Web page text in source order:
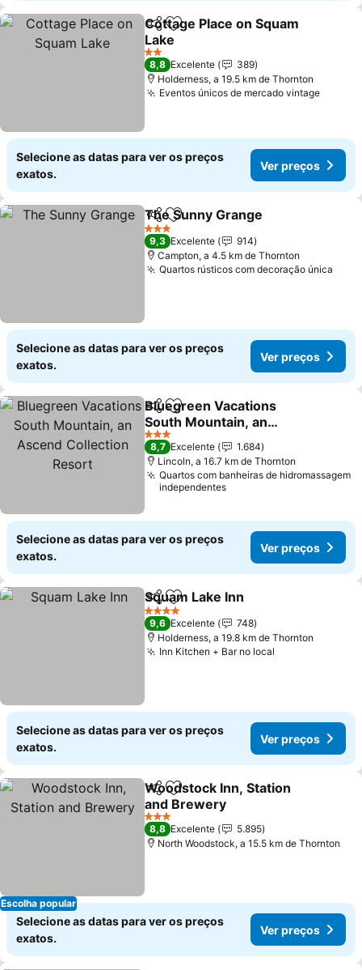
PartilharAdicionar aos favoritos
Cottage Place on Squam
Lake
2 Estrelas
8,8 Excelente
389
Holderness, a 19.5 km de Thornton
Eventos únicos de mercado vintage
Selecione as datas para ver os preços
exatos.
Ver preços
PartilharAdicionar aos favoritos
The Sunny Grange
3 Estrelas
9,3 Excelente
914
Campton, a 4.5 km de Thornton
Quartos rústicos com decoração única
Selecione as datas para ver os preços
exatos.
Ver preços
PartilharAdicionar aos favoritos
Bluegreen Vacations
South Mountain, an
Ascend Collection Resort
3 Estrelas
8,7 Excelente
1.684
Lincoln, a 16.7 km de Thornton
Quartos com banheiras de hidromassagem
independentes
Selecione as datas para ver os preços
exatos.
Ver preços
PartilharAdicionar aos favoritos
Squam Lake Inn
4 Estrelas
9,6 Excelente
748
Holderness, a 19.8 km de Thornton
Inn Kitchen + Bar no local
Selecione as datas para ver os preços
exatos.
Ver preços
Escolha popular
PartilharAdicionar aos favoritos
Woodstock Inn, Station
and Brewery
3 Estrelas
8,8 Excelente
5.895
North Woodstock, a 15.5 km de Thornton
Selecione as datas para ver os preços
exatos.
Ver preços